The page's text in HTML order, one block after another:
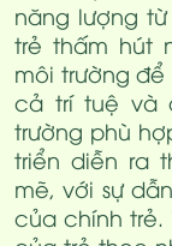
năng lượng
trẻ thấm hút
môi trường
cả trí tuệ và
trường phù
triển diễn ra
mẽ, với sự
của chính trẻ.